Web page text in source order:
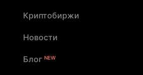
Криптобиржи
Новости
Блог NEW